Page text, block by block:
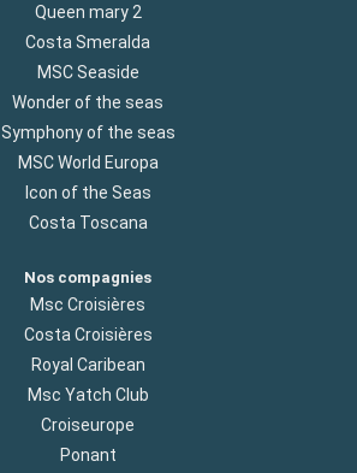
Queen mary 2
Costa Smeralda
MSC Seaside
Wonder of the seas
Symphony of the seas
MSC World Europa
Icon of the Seas
Costa Toscana
Nos compagnies
Msc Croisières
Costa Croisières
Royal Caribean
Msc Yatch Club
Croiseurope
Ponant